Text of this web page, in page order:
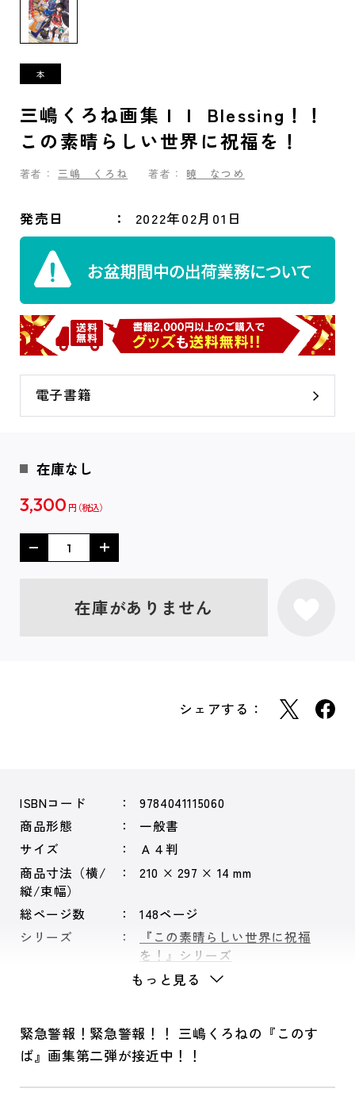
三嶋くろね画集ＩＩ Blessing！！
この素晴らしい世界に祝福を！
著者： 三嶋 くろね 著者： 暁 なつめ
発売日 2022年02月01日
電子書籍
在庫なし
3,300 円
在庫がありません
シェアする：
ISBNコード
9784041115060
商品形態
一般書
サイズ
Ａ４判
商品寸法（横/
縦/束幅）
210 × 297 × 14 mm
総ページ数
148ページ
シリーズ
『この素晴らしい世界に祝福
を！』シリーズ
もっと見る
緊急警報！緊急警報！！ 三嶋くろねの『このす
ば』画集第二弾が接近中！！